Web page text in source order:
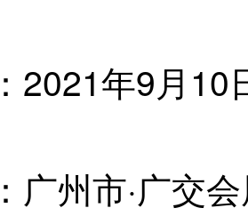
2021年9月 10
广州市·广交